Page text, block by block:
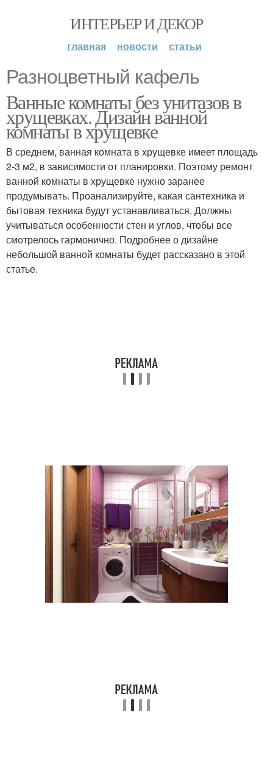
ИНТЕРЬЕР И ДЕКОР
главная новости статьи
Разноцветный кафель
Ванные комнаты без унитазов в
хрущевках. Дизайн ванной
комнаты в хрущевке
В среднем, ванная комната в хрущевке имеет площадь
2-3 м2, в зависимости от планировки. Поэтому ремонт
ванной комнаты в хрущевке нужно заранее
продумывать. Проанализируйте, какая сантехника и
бытовая техника будут устанавливаться. Должны
учитываться особенности стен и углов, чтобы все
смотрелось гармонично. Подробнее о дизайне
небольшой ванной комнаты будет рассказано в этой
статье.